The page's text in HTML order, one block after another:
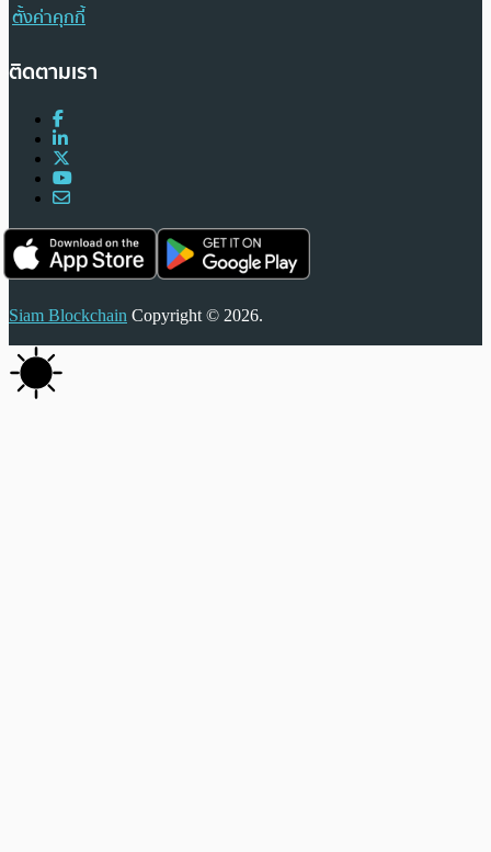
ตั้งค่าคุกกี้
ติดตามเรา
Siam Blockchain Copyright © 2026.